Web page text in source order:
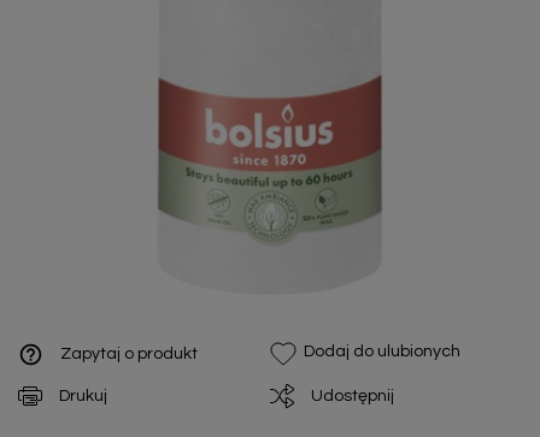
help_outline Zapytaj o produkt Dodaj do ulubionych
Drukuj Udostępnij